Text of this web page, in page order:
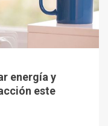
energía y
este